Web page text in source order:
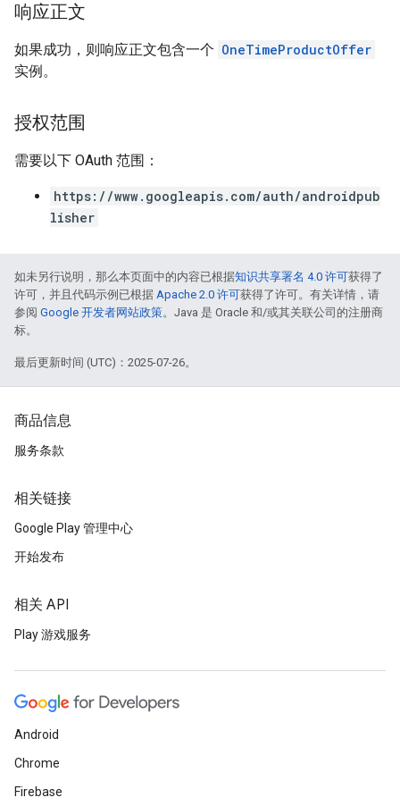
响应正文
如果成功，则响应正文包含一个 OneTimeProductOffer
实例。
授权范围
需要以下 OAuth 范围：
https://www.googleapis.com/auth/androidpub
lisher
如未另行说明，那么本页面中的内容已根据知识共享署名 4.0 许可获得了
许可，并且代码示例已根据 Apache 2.0 许可获得了许可。有关详情，请
参阅 Google 开发者网站政策。Java 是 Oracle 和/或其关联公司的注册商
标。
最后更新时间 (UTC)：2025-07-26。
商品信息
服务条款
相关链接
Google Play 管理中心
开始发布
相关 API
Play 游戏服务
Android
Chrome
Firebase